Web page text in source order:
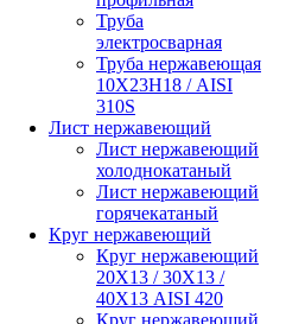
Труба
электросварная
Труба нержавеющая
10Х23Н18 / AISI
310S
Лист нержавеющий
Лист нержавеющий
холоднокатаный
Лист нержавеющий
горячекатаный
Круг нержавеющий
Круг нержавеющий
20Х13 / 30Х13 /
40Х13 AISI 420
Круг нержавеющий